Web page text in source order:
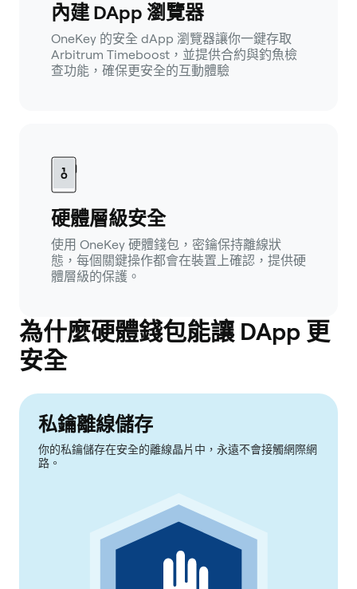
內建 DApp 瀏覽器
OneKey 的安全 dApp 瀏覽器讓你一鍵存取
Arbitrum Timeboost，並提供合約與釣魚檢
查功能，確保更安全的互動體驗
硬體層級安全
使用 OneKey 硬體錢包，密鑰保持離線狀
態，每個關鍵操作都會在裝置上確認，提供硬
體層級的保護。
為什麼硬體錢包能讓 DApp 更
安全
私鑰離線儲存
你的私鑰儲存在安全的離線晶片中，永遠不會接觸網際網
路。